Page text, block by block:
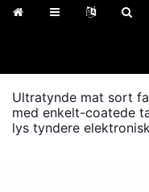
Ultratynde mat sort
med enkelt-coatede
lys tyndere